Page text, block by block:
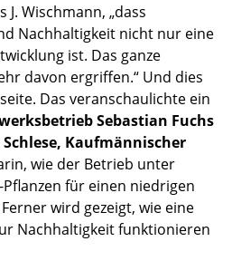
J. Wischmann, „dass
Nachhaltigkeit nicht nur eine
ist. Das ganze
davon ergriffen.“ Und dies
Das veranschaulichte ein
Sebastian Fuchs
Kaufmännischer
wie der Betrieb unter
für einen niedrigen
wird gezeigt, wie eine
Nachhaltigkeit funktionieren